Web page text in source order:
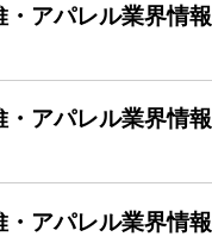
・アパレル業界情報
・アパレル業界情報
・アパレル業界情報